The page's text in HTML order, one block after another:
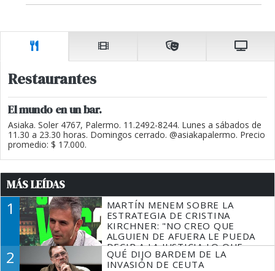
Restaurantes
El mundo en un bar.
Asiaka. Soler 4767, Palermo. 11.2492-8244. Lunes a sábados de
11.30 a 23.30 horas. Domingos cerrado. @asiakapalermo. Precio
promedio: $ 17.000.
MÁS LEÍDAS
1
MARTÍN MENEM SOBRE LA
ESTRATEGIA DE CRISTINA
KIRCHNER: "NO CREO QUE
ALGUIEN DE AFUERA LE PUEDA
DECIR A LA JUSTICIA LO QUE
TIENE QUE HACER"
2
QUÉ DIJO BARDEM DE LA
INVASIÓN DE CEUTA